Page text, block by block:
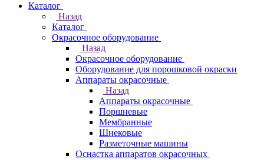
Каталог
Назад
Каталог
Окрасочное оборудование
Назад
Окрасочное оборудование
Оборудование для порошковой окраски
Аппараты окрасочные
Назад
Аппараты окрасочные
Поршневые
Мембранные
Шнековые
Разметочные машины
Оснастка аппаратов окрасочных